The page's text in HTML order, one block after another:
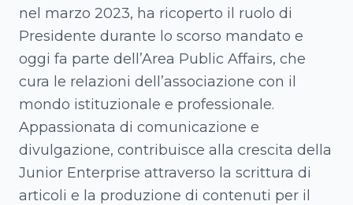
nel marzo 2023, ha ricoperto il ruolo di
Presidente durante lo scorso mandato e
oggi fa parte dell’Area Public Affairs, che
cura le relazioni dell’associazione con il
mondo istituzionale e professionale.
Appassionata di comunicazione e
divulgazione, contribuisce alla crescita della
Junior Enterprise attraverso la scrittura di
articoli e la produzione di contenuti per il